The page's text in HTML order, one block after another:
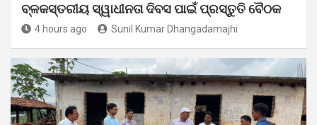
ବ୍ଳକସ୍ତରୀୟ ସ୍ୱାଧୀନତା ଦିବସ ପାଇଁ ପ୍ରସ୍ତୁତି ବୈଠକ
4 hours ago Sunil Kumar Dhangadamajhi